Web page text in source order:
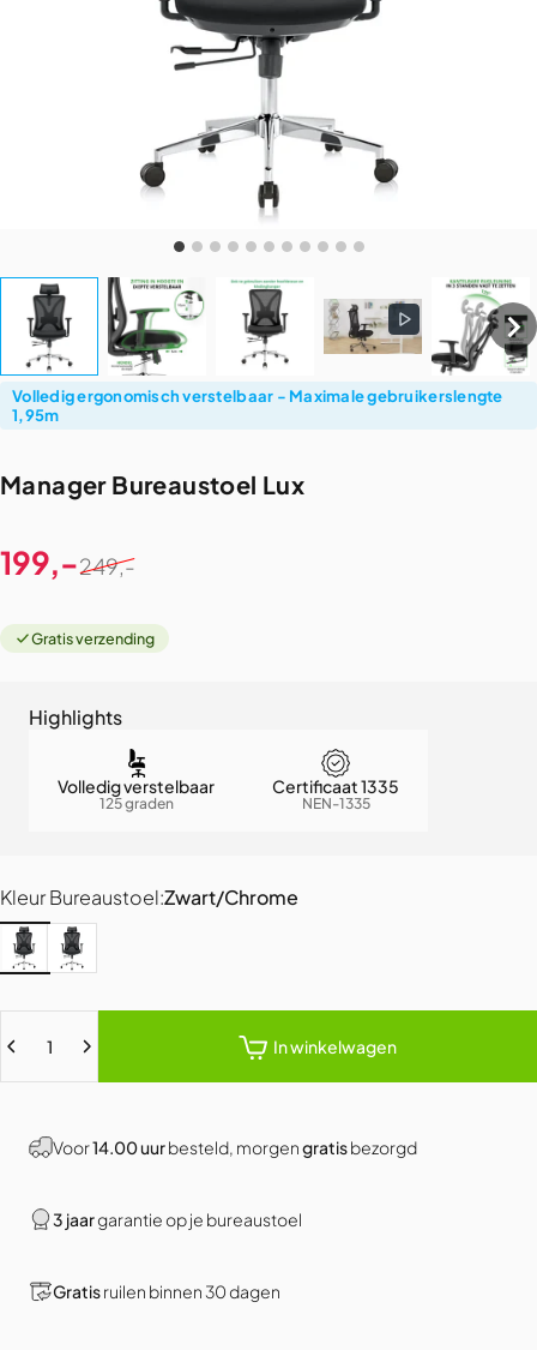
Volledig ergonomisch verstelbaar - Maximale gebruikerslengte
1,95m
Manager Bureaustoel Lux
Verkoopprijs
199,-
Normale prijs
249,-
Gratis verzending
Highlights
Volledig verstelbaar
125 graden
Certificaat 1335
NEN-1335
Kleur Bureaustoel
Kleur Bureaustoel:Zwart/Chrome
Zwart/Chrome
Zwart
In winkelwagen
Voor14.00 uurbesteld, morgengratisbezorgd
3 jaargarantie op je bureaustoel
Gratisruilen binnen 30 dagen